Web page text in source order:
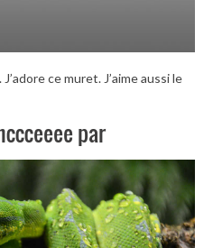
ce muret. J’aime aussi le
par